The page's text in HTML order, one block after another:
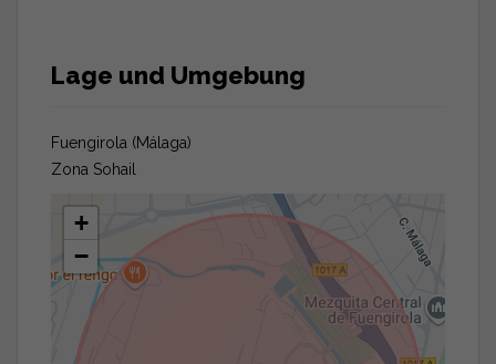
Lage und Umgebung
Fuengirola (Málaga)
Zona Sohail
+
−